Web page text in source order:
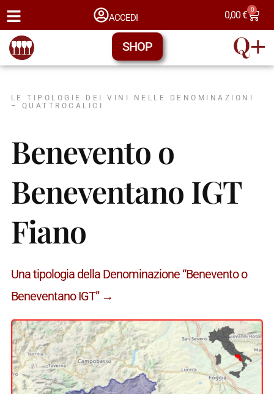
ACCEDI 0,00€ 0
SHOP
LE TIPOLOGIE DEI VINI NELLE DENOMINAZIONI
– QUATTROCALICI
Benevento o
Beneventano IGT
Fiano
Una tipologia della Denominazione “Benevento o
Beneventano IGT” →